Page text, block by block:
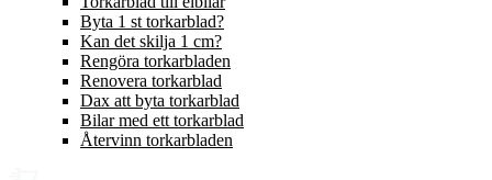
Byta 1 st torkarblad?
Kan det skilja 1 cm?
Rengöra torkarbladen
Renovera torkarblad
Dax att byta torkarblad
Bilar med ett torkarblad
Återvinn torkarbladen